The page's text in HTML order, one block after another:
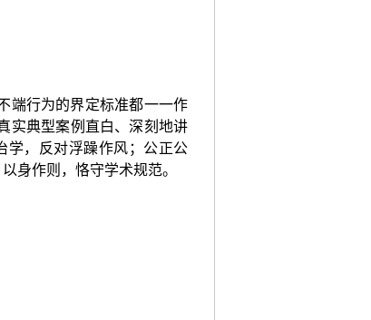
端行为的界定标准都一一作
实典型案例直白、深刻地讲
学，反对浮躁作风；公正公
身作则，恪守学术规范。